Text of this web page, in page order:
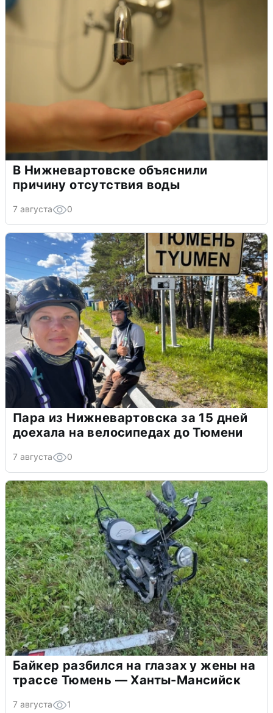
В Нижневартовске объяснили
причину отсутствия воды
7 августа 0
Пара из Нижневартовска за 15 дней
доехала на велосипедах до Тюмени
7 августа 0
Байкер разбился на глазах у жены на
трассе Тюмень — Ханты-Мансийск
7 августа 1